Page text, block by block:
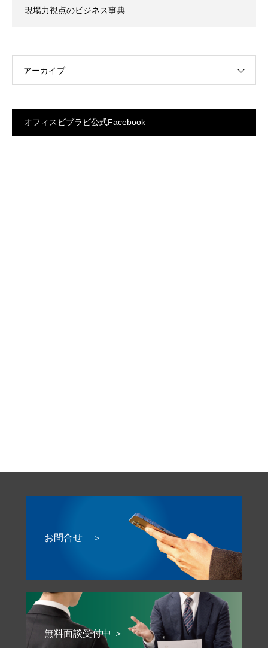
現場力視点のビジネス事典
アーカイブ
オフィスビブラビ公式Facebook
お問合せ ＞
無料面談受付中 ＞